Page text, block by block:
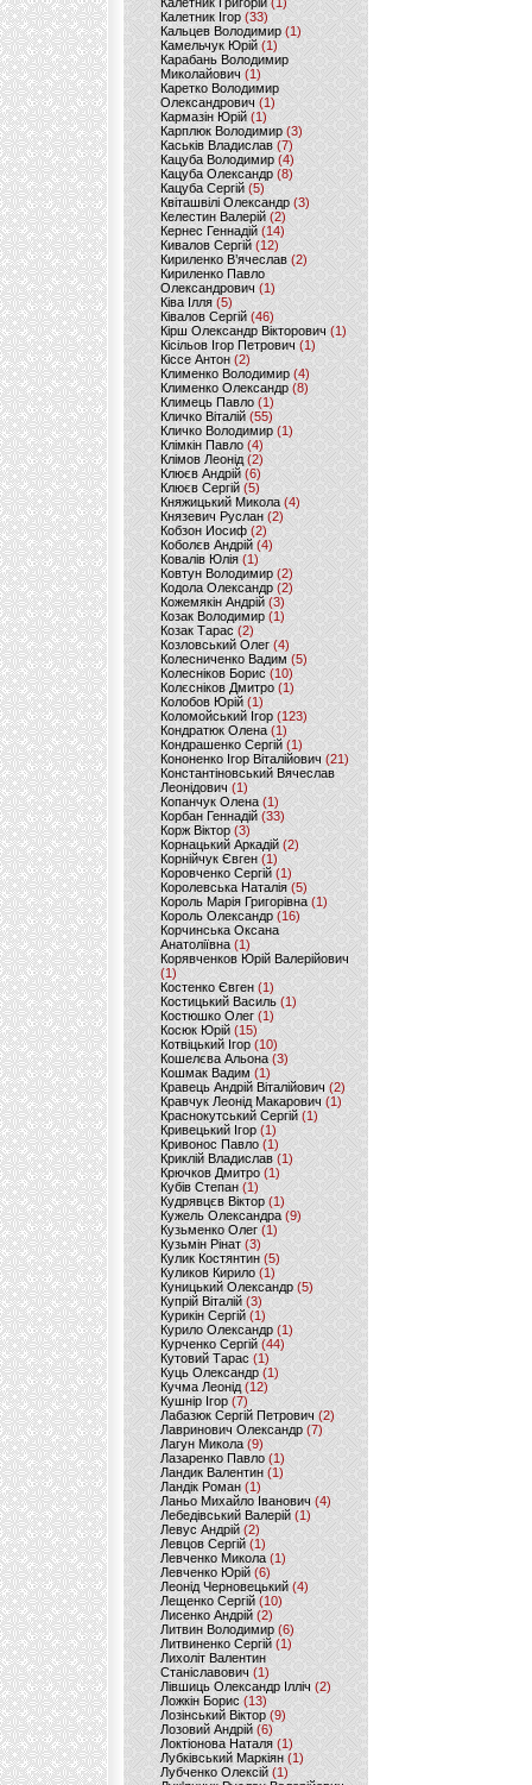
Калетник Ігор (33)
Кальцев Володимир(1)
Камельчук Юрій (1)
Карабань Володимир
Миколайович (1)
Каретко Володимир
Олександрович (1)
Кармазін Юрій(1)
Карплюк Володимир(3)
Каськів Владислав (7)
Кацуба Володимир (4)
Кацуба Олександр (8)
Кацуба Сергій (5)
Квіташвілі Олександр(3)
Келестин Валерій(2)
Кернес Геннадій (14)
Кивалов Сергій (12)
Кириленко В’ячеслав (2)
Кириленко Павло
Олександрович (1)
Ківа Ілля (5)
Ківалов Сергій(46)
Кірш Олександр Вікторович (1)
Кісільов Ігор Петрович (1)
Кіссе Антон (2)
Клименко Володимир(4)
Клименко Олександр (8)
Климець Павло (1)
Кличко Віталій(55)
Кличко Володимир (1)
Клімкін Павло (4)
Клімов Леонід(2)
Клюєв Андрій(6)
Клюєв Сергій (5)
Княжицький Микола(4)
Князевич Руслан (2)
Кобзон Иосиф(2)
Коболєв Андрій (4)
Ковалів Юлія(1)
Ковтун Володимир (2)
Кодола Олександр (2)
Кожемякін Андрій (3)
Козак Володимир (1)
Козак Тарас (2)
Козловський Олег(4)
Колесниченко Вадим (5)
Колесніков Борис (10)
Колєсніков Дмитро (1)
Колобов Юрій (1)
Коломойський Ігор (123)
Кондратюк Олена(1)
Кондрашенко Сергій (1)
Кононенко Ігор Віталійович (21)
Константіновський Вячеслав
Леонідович (1)
Копанчук Олена (1)
Корбан Геннадій (33)
Корж Віктор (3)
Корнацький Аркадій (2)
Корнійчук Євген (1)
Коровченко Сергій (1)
Королевська Наталія(5)
Король Марія Григорівна (1)
Король Олександр (16)
Корчинська Оксана
Анатоліївна (1)
Корявченков Юрій Валерійович
(1)
Костенко Євген (1)
Костицький Василь (1)
Костюшко Олег (1)
Косюк Юрій (15)
Котвіцький Ігор (10)
Кошелєва Альона(3)
Кошмак Вадим (1)
Кравець Андрій Віталійович (2)
Кравчук Леонід Макарович (1)
Краснокутський Сергій (1)
Кривецький Ігор (1)
Кривонос Павло (1)
Криклій Владислав (1)
Крючков Дмитро(1)
Кубів Степан(1)
Кудрявцєв Віктор (1)
Кужель Олександра (9)
Кузьменко Олег (1)
Кузьмін Рінат(3)
Кулик Костянтин(5)
Куликов Кирило (1)
Куницький Олександр (5)
Купрій Віталій (3)
Курикін Сергій(1)
Курило Олександр (1)
Курченко Сергій (44)
Кутовий Тарас (1)
Куць Олександр (1)
Кучма Леонід (12)
Кушнір Ігор(7)
Лабазюк Сергій Петрович (2)
Лавринович Олександр(7)
Лагун Микола(9)
Лазаренко Павло (1)
Ландик Валентин (1)
Ландік Роман (1)
Ланьо Михайло Іванович(4)
Лебедівський Валерій(1)
Левус Андрій(2)
Левцов Сергій (1)
Левченко Микола (1)
Левченко Юрій (6)
Леонід Черновецький (4)
Лещенко Сергій (10)
Лисенко Андрій (2)
Литвин Володимир (6)
Литвиненко Сергій (1)
Лихоліт Валентин
Станіславович (1)
Лівшиць Олександр Ілліч (2)
Ложкін Борис(13)
Лозінський Віктор(9)
Лозовий Андрій (6)
Локтіонова Наталя (1)
Лубківський Маркіян(1)
Лубченко Олексій (1)